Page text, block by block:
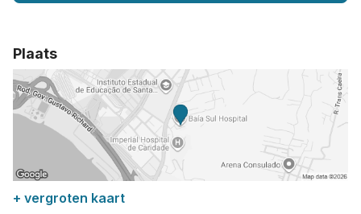
Plaats
+ vergroten kaart